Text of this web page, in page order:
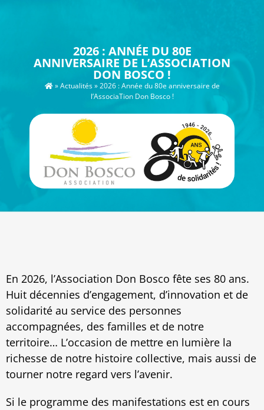
2026 : ANNÉE DU 80E
ANNIVERSAIRE DE L’ASSOCIATION
DON BOSCO !
»Actualités»2026 : Année du 80e anniversaire de
l’AssociaTion Don Bosco !
En 2026, l’Association Don Bosco fête ses 80 ans.
Huit décennies d’engagement, d’innovation et de
solidarité au service des personnes
accompagnées, des familles et de notre
territoire… L’occasion de mettre en lumière la
richesse de notre histoire collective, mais aussi de
tourner notre regard vers l’avenir.
Si le programme des manifestations est en cours